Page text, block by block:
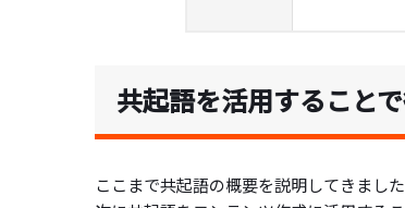
共起語を活用すること
ここまで共起語の概要を説明してきました